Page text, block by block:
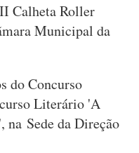
Calheta Roller
Municipal da
do Concurso
Literário 'A
na Sede da Direção